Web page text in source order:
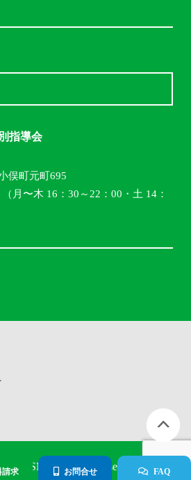
指導会
俣町元町695
（月〜木 16：30～22：00・土 14：
学塾ISM all rights reserved.
請求 お問合せ FAQ